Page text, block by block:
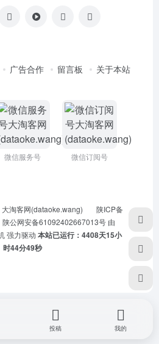
广告合作 留言板 关于本站
微信服务号 微信订阅号
大淘客网(dataoke.wang)
陕ICP备
陕公网安备61092402667013号由
强力驱动 本站已运行：4408天15小
时44分49秒
投稿 我的